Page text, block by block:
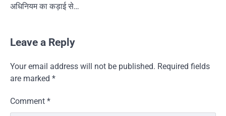
अधिनियम का कड़ाई से…
Leave a Reply
Your email address will not be published. Required fields
are marked *
Comment *